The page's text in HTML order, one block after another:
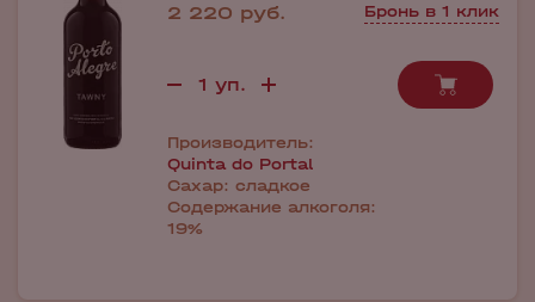
2 220 руб. Бронь в 1 клик
Производитель:
Quinta do Portal
Сахар: сладкое
Содержание алкоголя:
19%